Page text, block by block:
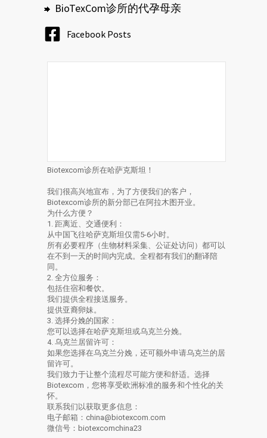
BioTexCom诊所的代孕母亲
Facebook Posts
Biotexcom诊所在哈萨克斯坦！
我们很高兴地宣布，为了方便我们的客户，
Biotexcom诊所的新分部已在阿拉木图开业。
为什么方便？
1. 距离近、交通便利：
从中国飞往哈萨克斯坦仅需5-6小时。
所有必要程序（生物材料采集、公证处访问）都可以
在不到一天的时间内完成。全程都有我们的翻译陪
同。
2. 全方位服务：
包括住宿和餐饮。
我们提供全程接送服务。
提供亚裔卵妹。
3. 选择分娩的国家：
您可以选择在哈萨克斯坦或乌克兰分娩。
4. 乌克兰居留许可：
如果您选择在乌克兰分娩，还可额外申请乌克兰的居
留许可。
我们致力于让整个流程尽可能方便和舒适。选择
Biotexcom，您将享受欧洲标准的服务和个性化的关
怀。
联系我们以获取更多信息：
电子邮箱：china@biotexcom.com
微信号：biotexcomchina23